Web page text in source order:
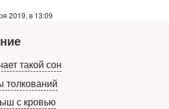
2019, в 13:09
такой сон
толкований
с кровью